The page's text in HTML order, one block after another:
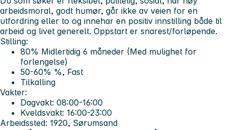
arbeidsmoral, godt humør, går ikke av veien for en
utfordring eller to og innehar en positiv innstilling både til
arbeid og livet generelt. Oppstart er snarest/forløpende.
Stilling:
80% Midlertidig 6 måneder (Med mulighet for
forlengelse)
50-60% %, Fast
Tilkalling
Vakter:
Dagvakt: 08:00-16:00
Kveldsvakt: 16:00-23:00
Arbeidssted: 1920, Sørumsand